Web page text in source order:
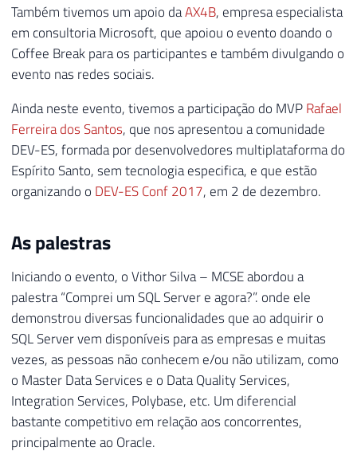
Também tivemos um apoio daAX4B, empresa especialista
em consultoria Microsoft, que apoiou o evento doando o
Coffee Break para os participantes e também divulgando o
evento nas redes sociais.
Ainda neste evento, tivemos a participação do MVPRafael
Ferreira dos Santos, que nos apresentou a comunidade
DEV-ES, formada por desenvolvedores multiplataforma do
Espírito Santo, sem tecnologia especifica, e que estão
organizando o DEV-ES Conf 2017, em 2 de dezembro.
As palestras
Iniciando o evento, o Vithor Silva – MCSE abordou a
palestra “Comprei um SQL Server e agora?”. onde ele
demonstrou diversas funcionalidades que ao adquirir o
SQL Server vem disponíveis para as empresas e muitas
vezes, as pessoas não conhecem e/ou não utilizam, como
o Master Data Services e o Data Quality Services,
Integration Services, Polybase, etc. Um diferencial
bastante competitivo em relação aos concorrentes,
principalmente ao Oracle.